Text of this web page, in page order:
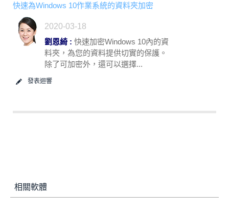
快速為Windows 10作業系統的資料夾加密
2020-03-18
劉恩綺 : 快速加密Windows 10內的資
料夾，為您的資料提供切實的保護。
除了可加密外，還可以選擇...
發表迴響
相關軟體